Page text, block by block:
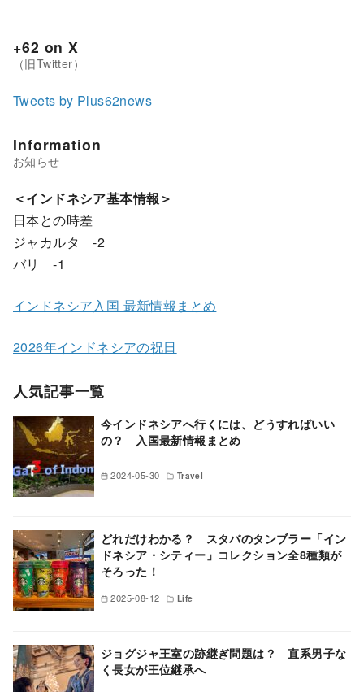
+62 on X
Tweets by Plus62news
Information
＜インドネシア基本情報＞
日本との時差
ジャカルタ -2
バリ -1
インドネシア入国 最新情報まとめ
2026年インドネシアの祝日
人気記事一覧
今インドネシアへ行くには、どうすればいい
の？ 入国最新情報まとめ
2024-05-30 Travel
どれだけわかる？ スタバのタンブラー「イン
ドネシア・シティー」コレクション全8種類が
そろった！
2025-08-12 Life
ジョグジャ王室の跡継ぎ問題は？ 直系男子な
く長女が王位継承へ